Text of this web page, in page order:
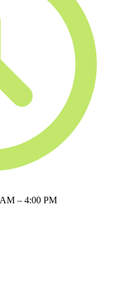
– 4:00 PM